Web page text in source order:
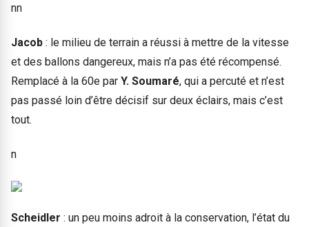
nn
Jacob : le milieu de terrain a réussi à mettre de la vitesse
et des ballons dangereux, mais n’a pas été récompensé.
Remplacé à la 60e par Y. Soumaré, qui a percuté et n’est
pas passé loin d’être décisif sur deux éclairs, mais c’est
tout.
n
Scheidler : un peu moins adroit à la conservation, l’état du